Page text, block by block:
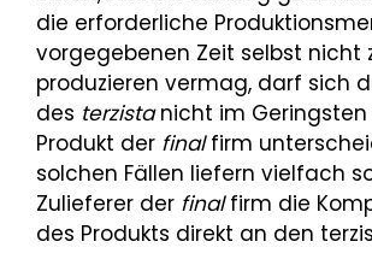
die erforderliche
vorgegebenen Zeit selbst nicht
produzieren vermag, darf sich
des terzistanicht im
Produkt der finalfirm
solchen Fällen liefern vielfach
Zulieferer der finalfirm die
des Produkts direkt an den